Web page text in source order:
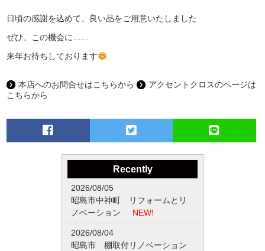
日頃の感謝を込めて、良い品をご用意いたしました
ぜひ、この機会に……
来年お待ちしております
本店へのお問合せはこちらから
アクセントクロスのページは
こちらから
Recently
2026/08/05
昭島市中神町 リフォームとリ
ノベーション
NEW!
2026/08/04
昭島市 棚取付リノベーション